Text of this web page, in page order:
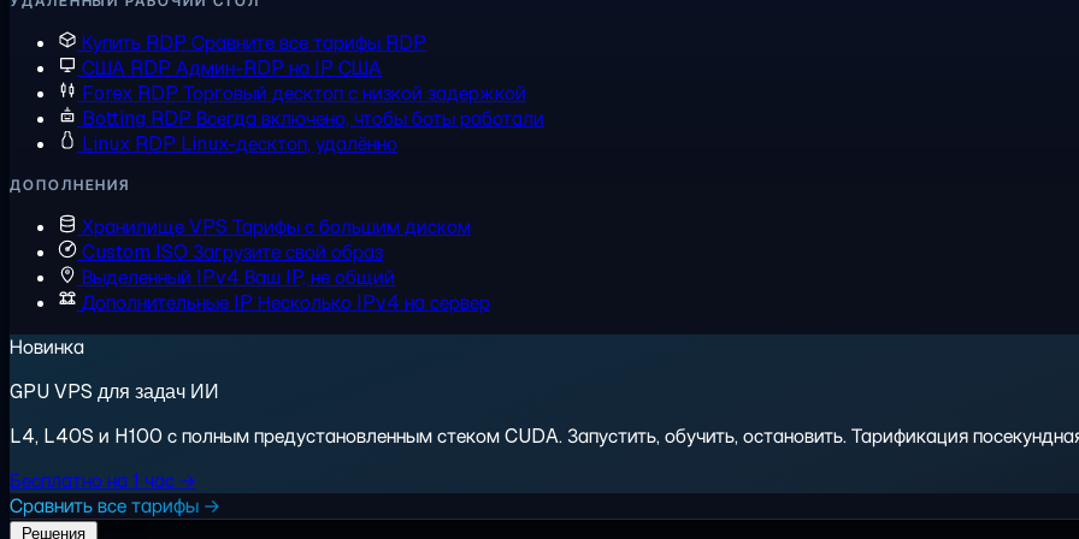
Купить RDP Сравните все тарифы RDP
США RDP Админ-RDP на IP США
Forex RDP Торговый десктоп с низкой задержкой
Botting RDP Всегда включено, чтобы боты работали
Linux RDP Linux-десктоп, удалённо
ДОПОЛНЕНИЯ
Хранилище VPS Тарифы с большим диском
Custom ISO Загрузите свой образ
Выделенный IPv4 Ваш IP, не общий
Дополнительные IP Несколько IPv4 на сервер
Новинка
GPU VPS для задач ИИ
L4, L40S и H100 с полным предустановленным стеком CUDA. Запустить, обучить, остановить. Тарификация
Бесплатно на 1 час →
Сравнить все тарифы →